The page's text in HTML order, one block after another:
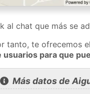
al chat que más se
tanto, te ofrecemos
usuarios para que
Más datos de